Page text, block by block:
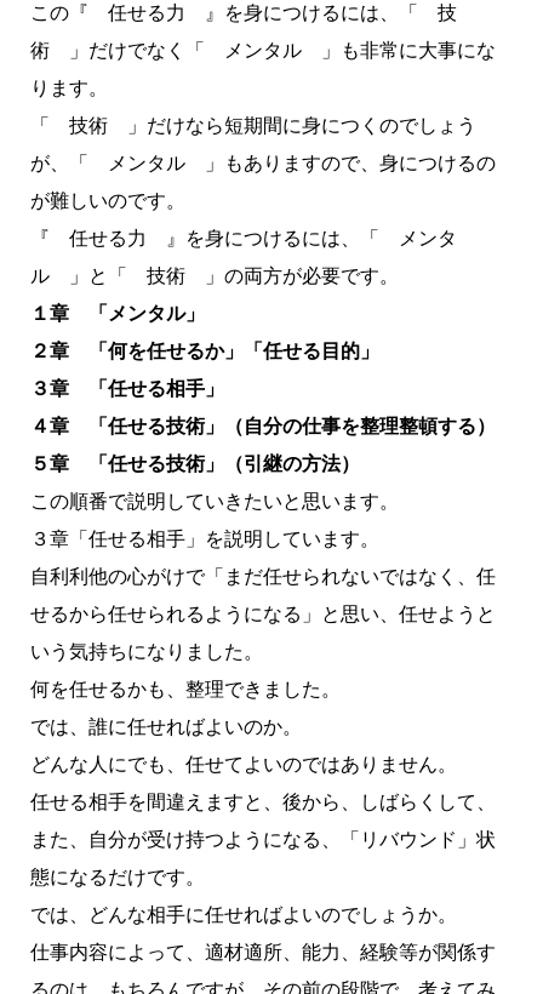
この『 任せる力 』を身につけるには、「 技
術 」だけでなく「 メンタル 」も非常に大事にな
ります。
「 技術 」だけなら短期間に身につくのでしょう
が、「 メンタル 」もありますので、身につけるの
が難しいのです。
『 任せる力 』を身につけるには、「 メンタ
ル 」と「 技術 」の両方が必要です。
１章 「メンタル」
２章 「何を任せるか」「任せる目的」
３章 「任せる相手」
４章 「任せる技術」（自分の仕事を整理整頓する）
５章 「任せる技術」（引継の方法）
この順番で説明していきたいと思います。
３章「任せる相手」を説明しています。
自利利他の心がけで「まだ任せられないではなく、任
せるから任せられるようになる」と思い、任せようと
いう気持ちになりました。
何を任せるかも、整理できました。
では、誰に任せればよいのか。
どんな人にでも、任せてよいのではありません。
任せる相手を間違えますと、後から、しばらくして、
また、自分が受け持つようになる、「リバウンド」状
態になるだけです。
では、どんな相手に任せればよいのでしょうか。
仕事内容によって、適材適所、能力、経験等が関係す
るのは、もちろんですが、その前の段階で、考えてみ